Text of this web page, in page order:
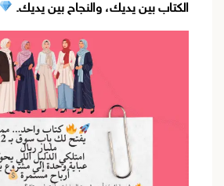
الكتاب بين يديك، والنجاح بين يديك.